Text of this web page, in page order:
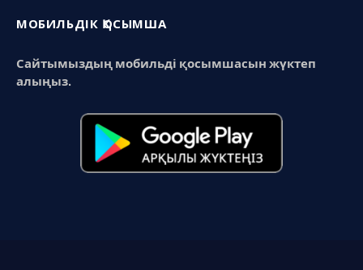
МОБИЛЬДІК ҚОСЫМША
Сайтымыздың мобильді қосымшасын жүктеп
алыңыз.